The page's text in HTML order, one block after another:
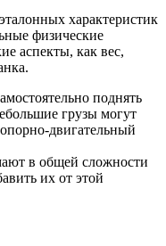
характеристик
физические
аспекты, как вес,
поднять
грузы могут
двигательный
в общей сложности
их от этой